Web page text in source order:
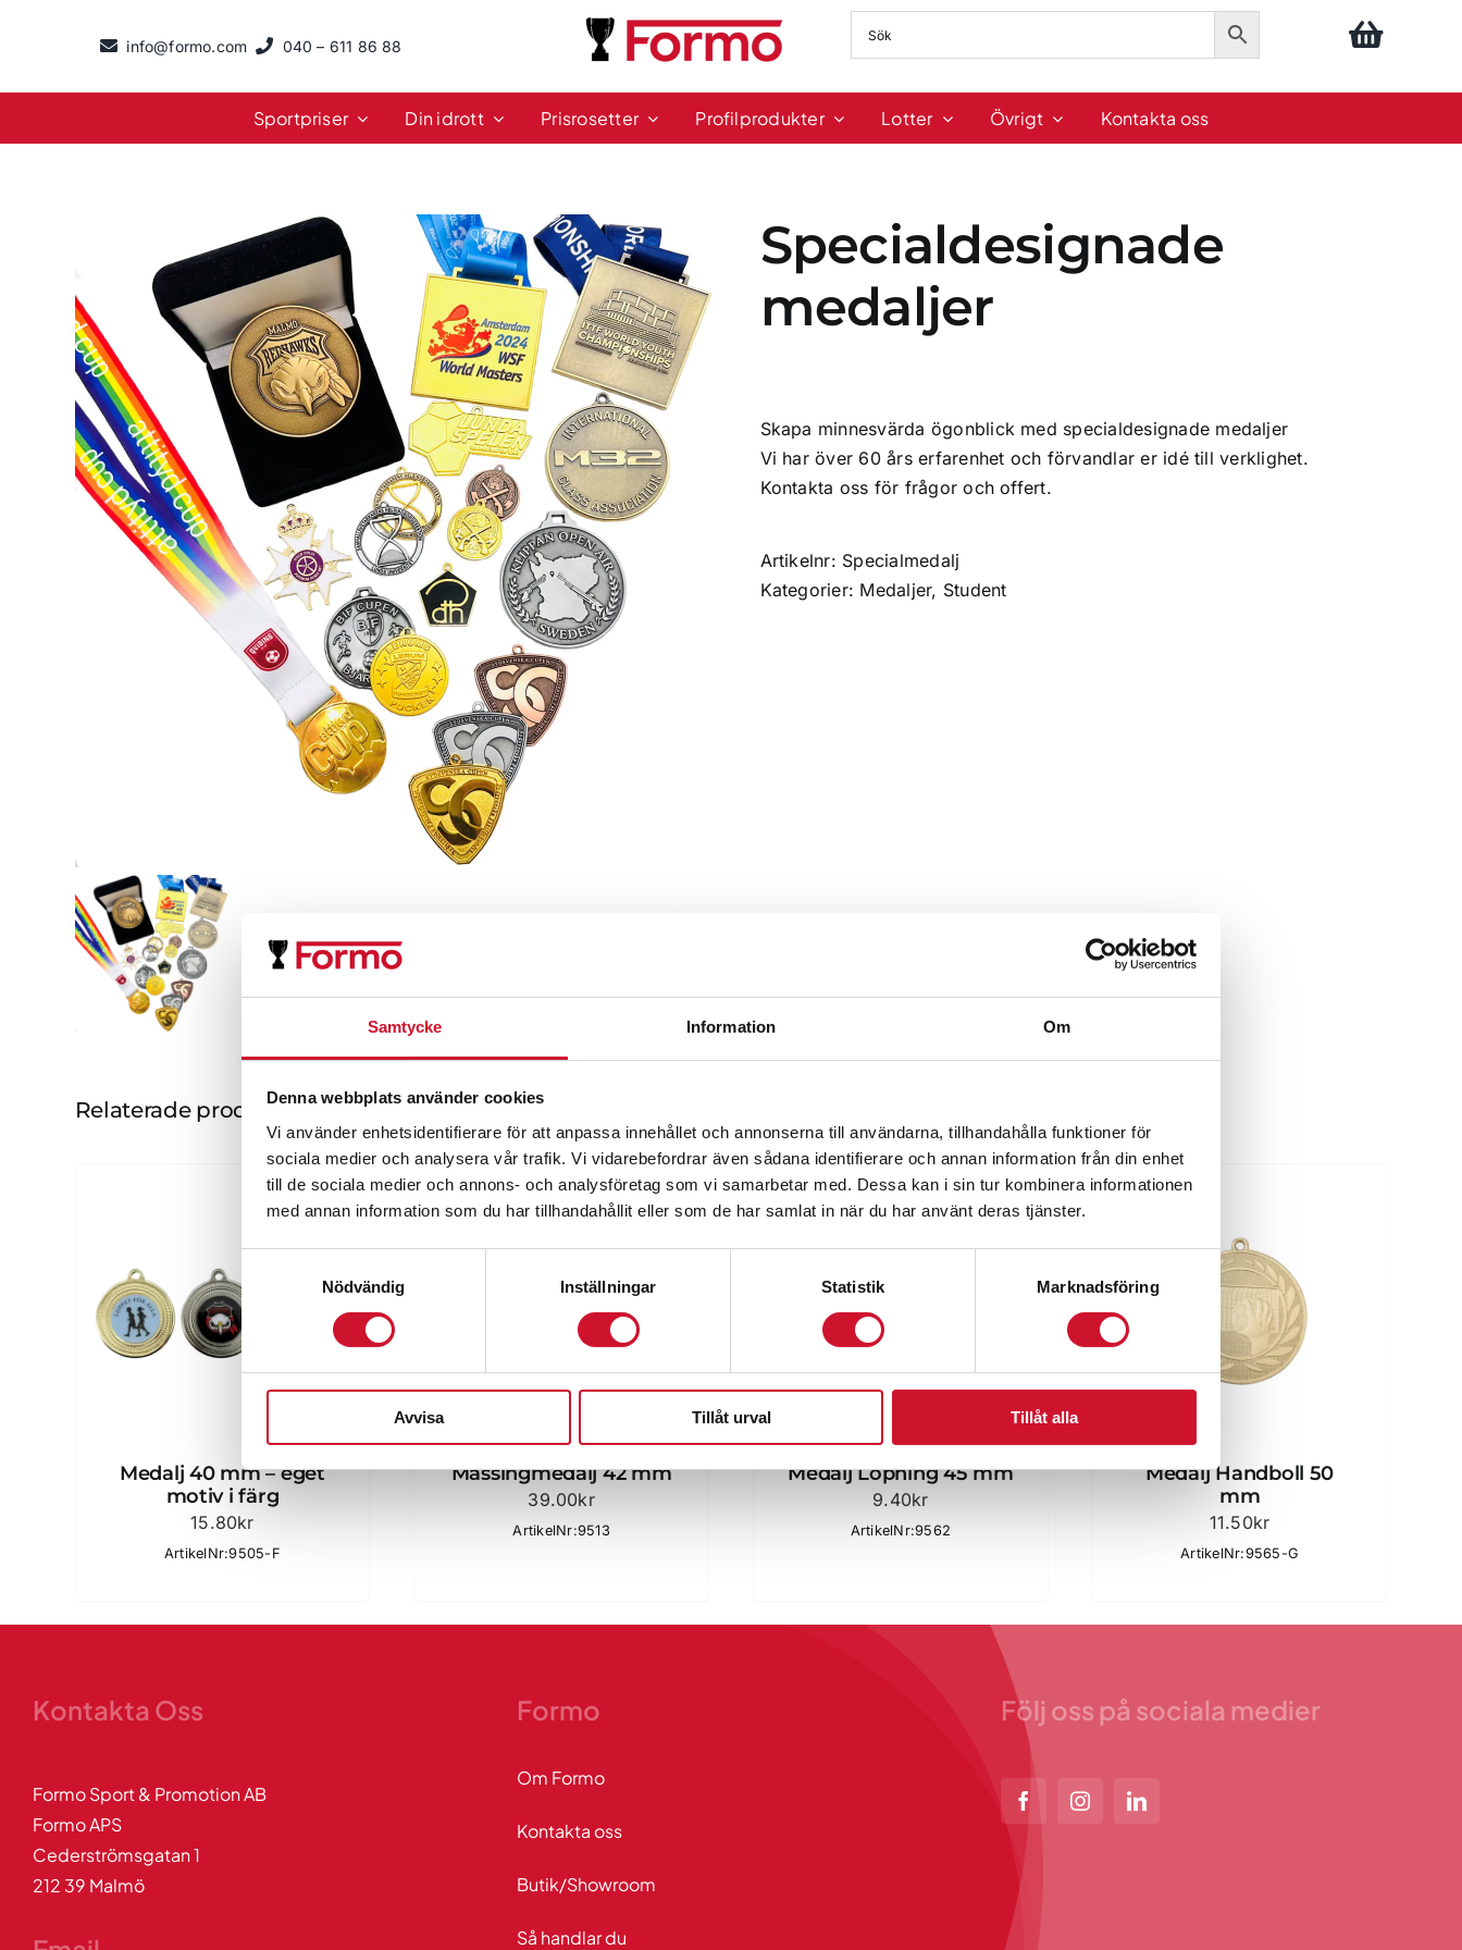
Samtycke Information Om
Denna webbplats använder cookies
Vi använder enhetsidentifierare för att anpassa innehållet och annonserna till användarna, tillhandahålla funktioner för
sociala medier och analysera vår trafik. Vi vidarebefordrar även sådana identifierare och annan information från din enhet
till de sociala medier och annons- och analysföretag som vi samarbetar med. Dessa kan i sin tur kombinera informationen
med annan information som du har tillhandahållit eller som de har samlat in när du har använt deras tjänster.
Nödvändig
Inställningar Statistik Marknadsföring
Avvisa Tillåt urval Tillåt alla
info@formo.com 040 – 611 86 88
Sportpriser Din idrott Prisrosetter Profilprodukter Lotter Övrigt Kontakta oss
Specialdesignade
medaljer
Skapa minnesvärda ögonblick med specialdesignade medaljer
Vi har över 60 års erfarenhet och förvandlar er idé till verklighet.
Kontakta oss för frågor och offert.
Artikelnr: Specialmedalj
Kategorier: Medaljer, Student
Relaterade produkter
Medalj 40 mm – eget
motiv i färg
15.80kr
ArtikelNr:9505-F
Mässingmedalj 42 mm
39.00kr
ArtikelNr:9513
Medalj Löpning 45 mm
9.40kr
ArtikelNr:9562
Medalj Handboll 50
mm
11.50kr
ArtikelNr:9565-G
Kontakta Oss
Formo Sport & Promotion AB
Formo APS
Cederströmsgatan 1
212 39 Malmö
Formo
Om Formo
Kontakta oss
Butik/Showroom
Så handlar du
Följ oss på sociala medier